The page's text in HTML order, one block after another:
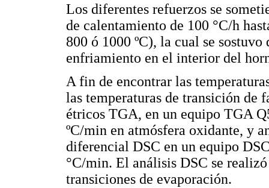
Los diferentes refuerzos se
de calentamiento de 100 °C/h
800 ó 1000 ºC), la cual se
enfriamiento en el interior del
A fin de encontrar las
las temperaturas de transición de
étricos TGA, en un equipo TGA
ºC/min en atmósfera oxidante, y
diferencial DSC en un equipo
°C/min. El análisis DSC se
transiciones de evaporación.